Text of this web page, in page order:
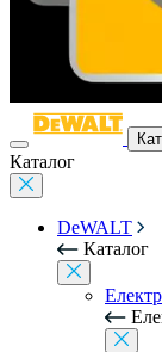
Каталог
DeWALT
Каталог